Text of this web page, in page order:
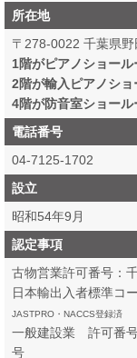
所在地
〒278-0022 千葉県
1階がピアノショール
2階が輸入ピアノショ
4階が防音室ショール
電話番号
04-7125-1702
設立
昭和54年9月
認定事項
古物営業許可番号：
日本輸出入者標準コ
JASTPRO・NACCS登録済
一般建設業 許可番
号